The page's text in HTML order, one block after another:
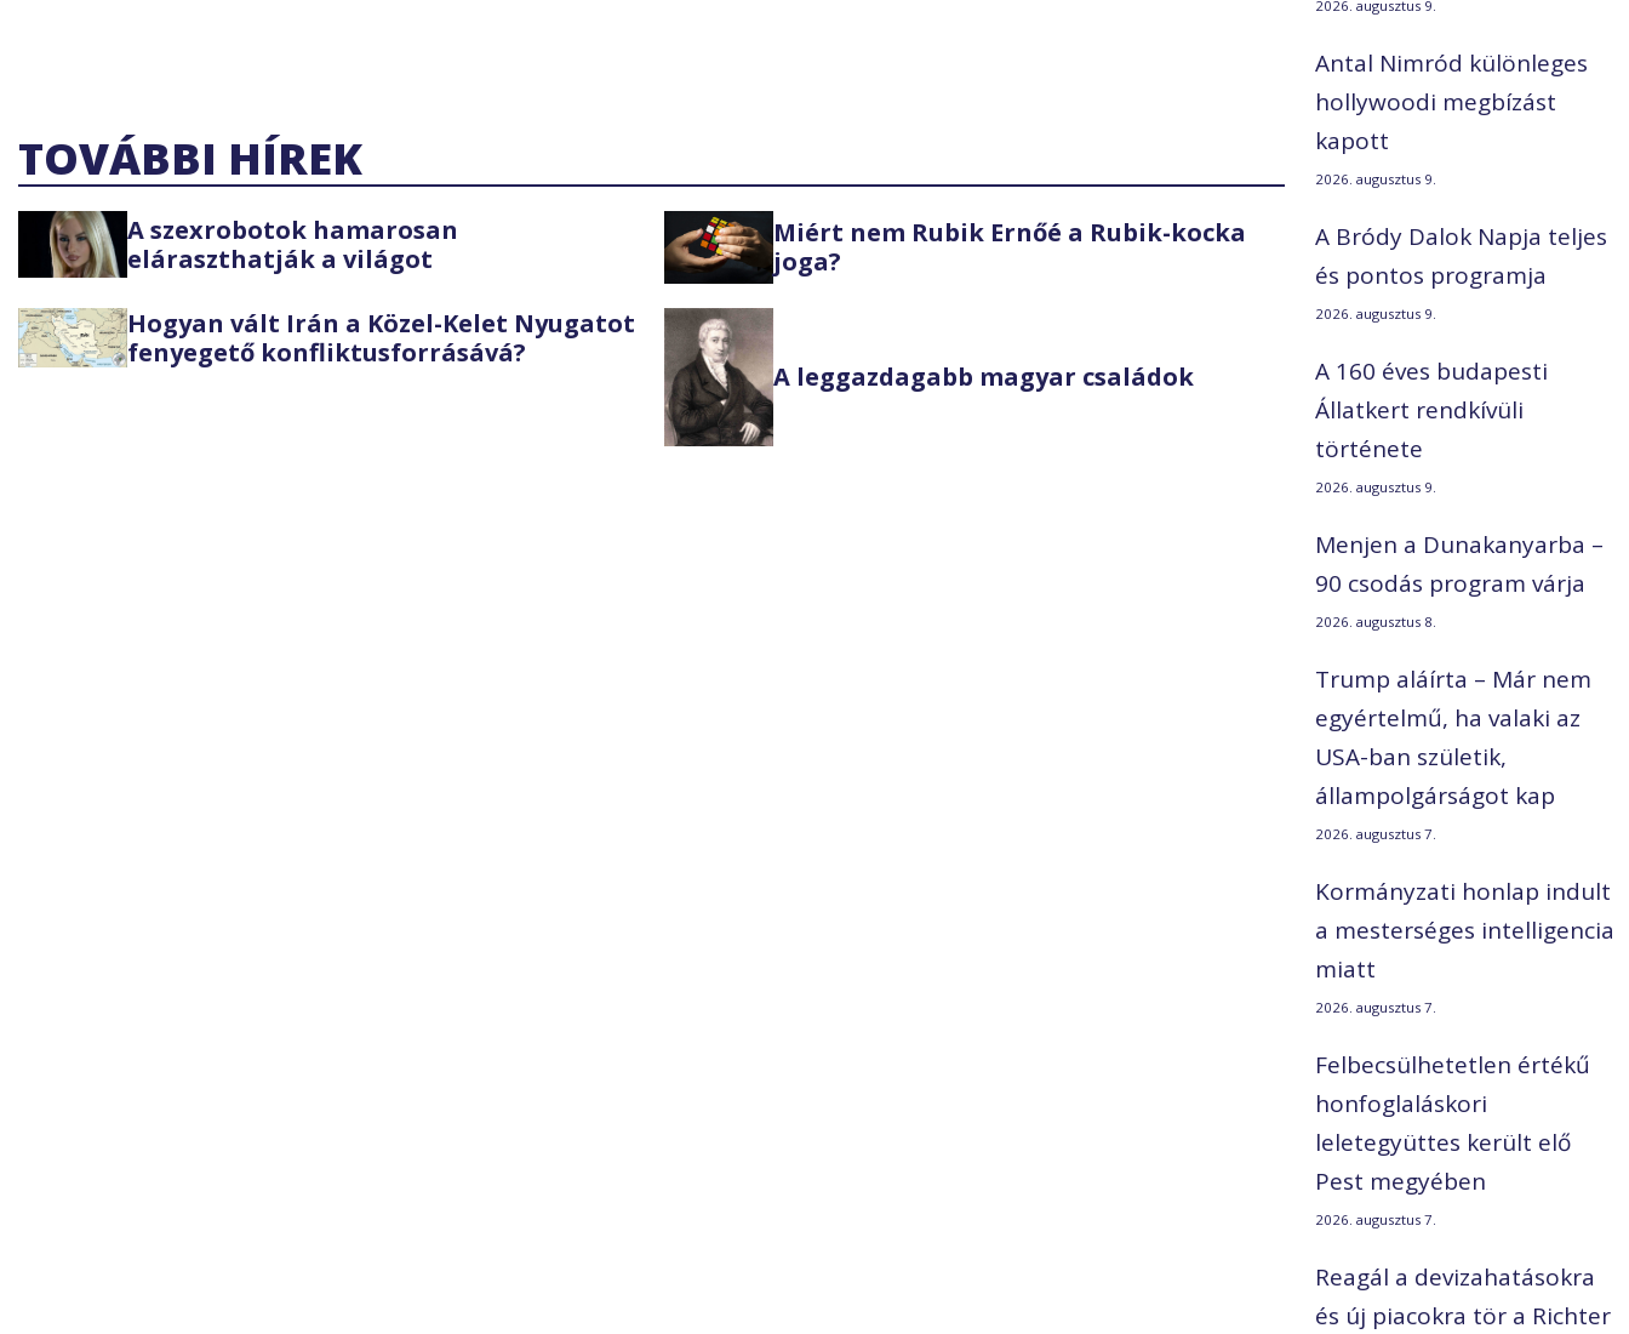
TOVÁBBI HÍREK
A szexrobotok hamarosan
eláraszthatják a világot
Miért nem Rubik Ernőé a Rubik-kocka
joga?
Hogyan vált Irán a Közel-Kelet Nyugatot
fenyegető konfliktusforrásává?
A leggazdagabb magyar családok
2026. augusztus 9.
Antal Nimród különleges
hollywoodi megbízást
kapott
2026. augusztus 9.
A Bródy Dalok Napja teljes
és pontos programja
2026. augusztus 9.
A 160 éves budapesti
Állatkert rendkívüli
története
2026. augusztus 9.
Menjen a Dunakanyarba –
90 csodás program várja
2026. augusztus 8.
Trump aláírta – Már nem
egyértelmű, ha valaki az
USA-ban születik,
állampolgárságot kap
2026. augusztus 7.
Kormányzati honlap indult
a mesterséges intelligencia
miatt
2026. augusztus 7.
Felbecsülhetetlen értékű
honfoglaláskori
leletegyüttes került elő
Pest megyében
2026. augusztus 7.
Reagál a devizahatásokra
és új piacokra tör a Richter